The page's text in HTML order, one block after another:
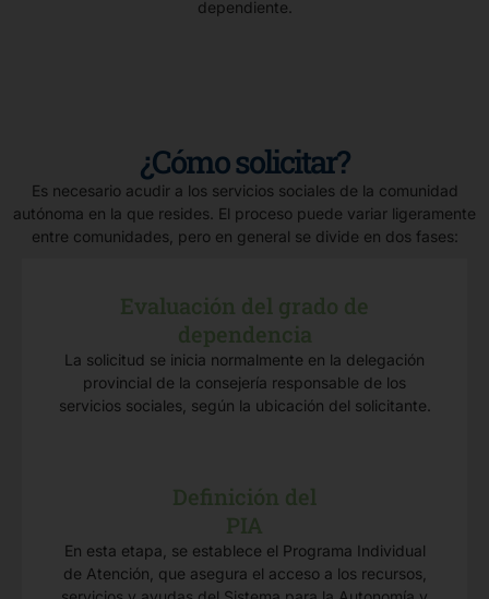
dependiente.
¿Cómo solicitar?
Es necesario acudir a los servicios sociales de la comunidad
autónoma en la que resides. El proceso puede variar ligeramente
entre comunidades, pero en general se divide en dos fases:
Evaluación del grado de
dependencia
La solicitud se inicia normalmente en la delegación
provincial de la consejería responsable de los
servicios sociales, según la ubicación del solicitante.
Definición del
PIA
En esta etapa, se establece el Programa Individual
de Atención, que asegura el acceso a los recursos,